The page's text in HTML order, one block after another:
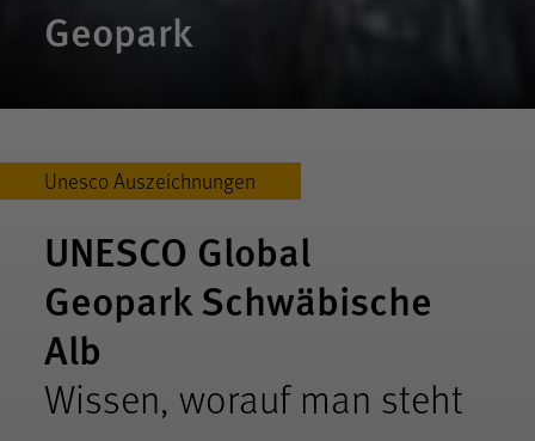
Geopark
Unesco Auszeichnungen
UNESCO Global
Geopark Schwäbische
Alb
Wissen, worauf man steht